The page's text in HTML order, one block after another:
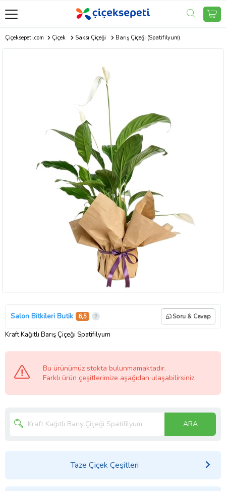
Çiçeksepeti.com Çiçek Saksı Çiçeği Barış Çiçeği (Spatifilyum)
Salon Bitkileri Butik 6,5 Soru & Cevap
Kraft Kağıtlı Barış Çiçeği Spatifilyum
Bu ürünümüz stokta bulunmamaktadır.
Farklı ürün çeşitlerimize aşağıdan ulaşabilirsiniz.
ARA
Taze Çiçek Çeşitleri